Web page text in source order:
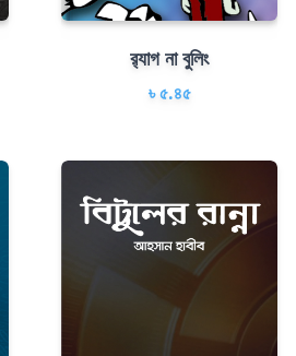
র‍্যাগ না বুলিং
৳ ৫.৪৫